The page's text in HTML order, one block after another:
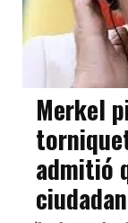
Merkel
admitió